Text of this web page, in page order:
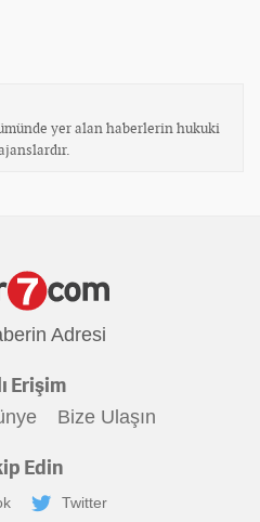
yer alan haberlerin hukuki
Adresi
Erişim
Bize Ulaşın
Edin
Twitter